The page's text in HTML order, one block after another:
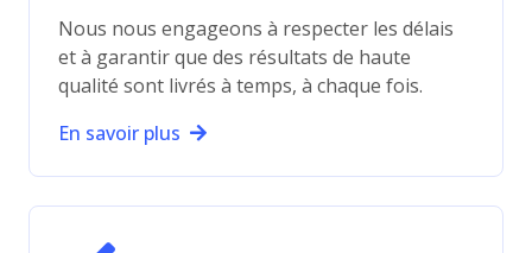
Nous nous engageons à respecter les délais
et à garantir que des résultats de haute
qualité sont livrés à temps, à chaque fois.
En savoir plus